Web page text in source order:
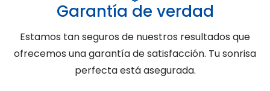
Garantía de verdad
Estamos tan seguros de nuestros resultados que
ofrecemos una garantía de satisfacción. Tu sonrisa
perfecta está asegurada.